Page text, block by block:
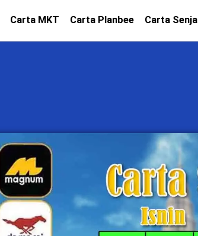
Carta MKT Carta Planbee Carta Senja